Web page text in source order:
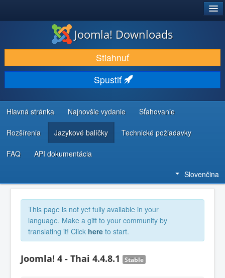
STIAHNUŤ & ROZŠÍRIŤ
OBJAVUJTE & UČTE SA
KOMUNITA & PODPORA
ZDROJE INFORMÁCIÍ PRE VÝVOJÁROV
Joomla! Downloads
Stiahnuť
Spustiť
Hlavná stránka Najnovšie vydanie Sťahovanie
Rozšírenia Jazykové balíčky Technické požiadavky
FAQ API dokumentácia
Slovenčina
This page is not yet fully available in your
language. Make a gift to your community by
translating it! Click here to start.
Joomla! 4 - Thai 4.4.8.1 Stable